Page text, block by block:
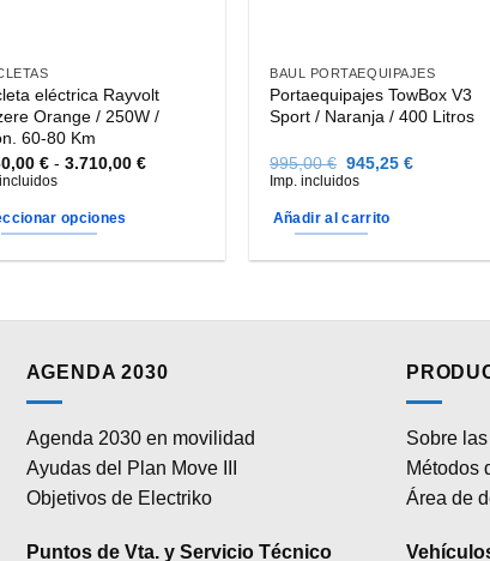
eléctrica Rayvolt
Orange / 250W /
60-80 Km
€ - 3.710,00€Rango
3.710,00 €
incluidos
opciones
BAUL PORTAEQUIPAJES
Portaequipajes TowBox V3
Sport / Naranja / 400 Litros
995,00€ El
precio
era:
995,00 €.
945,25€El
Imp. incluidos
Añadir al carrito
AGENDA 2030
Agenda 2030 en movilidad
Ayudas del Plan Move III
Objetivos de Electriko
Puntos de Vta. y Servicio Técnico
Sobre
Métodos
Área de